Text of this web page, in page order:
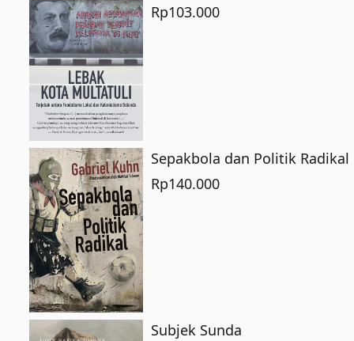
Rp103.000
Sepakbola dan Politik Radikal
Rp140.000
Subjek Sunda